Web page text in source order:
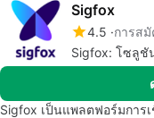
Sigfox
4.5 การส
Sigfox: โซลูชั
Sigfox เป็นแพลตฟอร์มการ